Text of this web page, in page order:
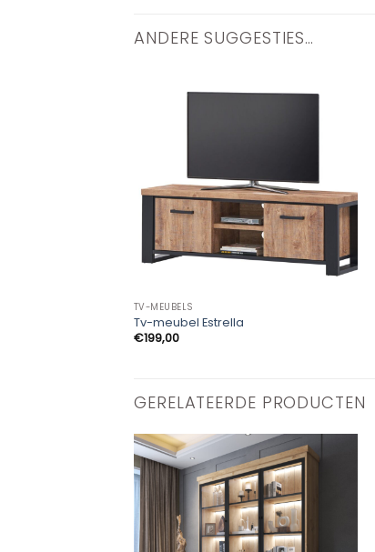
ANDERE SUGGESTIES…
TV-MEUBELS
Tv-meubel Estrella
€199,00
GERELATEERDE PRODUCTEN